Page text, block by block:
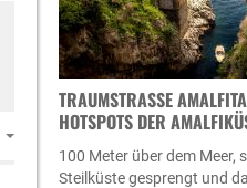
TRAUMSTRASSE
OTSPOTS DER
100 Meter über dem Meer,
Steilküste gesprengt und